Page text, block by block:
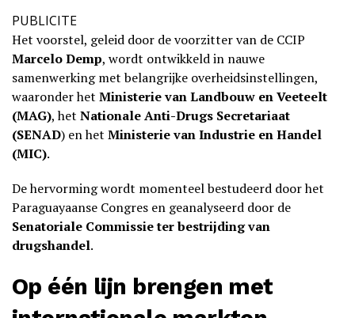
PUBLICITE
Het voorstel, geleid door de voorzitter van de CCIP
Marcelo Demp, wordt ontwikkeld in nauwe
samenwerking met belangrijke overheidsinstellingen,
waaronder het Ministerie van Landbouw en Veeteelt
(MAG), het Nationale Anti-Drugs Secretariaat
(SENAD) en het Ministerie van Industrie en Handel
(MIC).
De hervorming wordt momenteel bestudeerd door het
Paraguayaanse Congres en geanalyseerd door de
Senatoriale Commissie ter bestrijding van
drugshandel.
Op één lijn brengen met